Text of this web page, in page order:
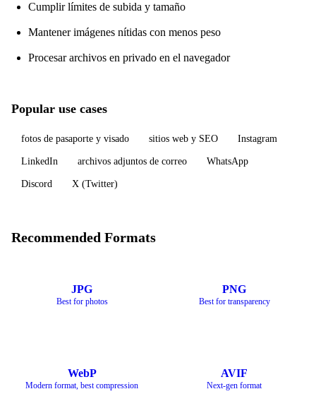
Cumplir límites de subida y tamaño
Mantener imágenes nítidas con menos peso
Procesar archivos en privado en el navegador
Popular use cases
fotos de pasaporte y visado sitios web y SEO Instagram
LinkedIn archivos adjuntos de correo WhatsApp
Discord X (Twitter)
Recommended Formats
JPG
Best for photos
PNG
Best for transparency
WebP
Modern format, best compression
AVIF
Next-gen format